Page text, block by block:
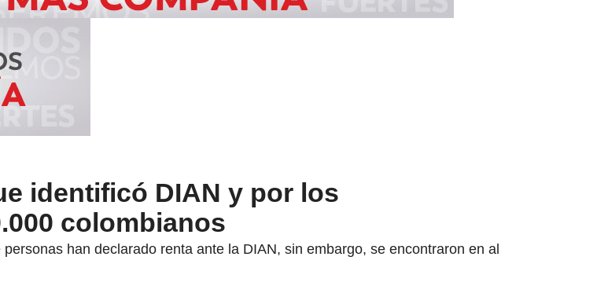
identificó DIAN y por los
colombianos
han declarado renta ante la DIAN, sin embargo, se encontraron en al